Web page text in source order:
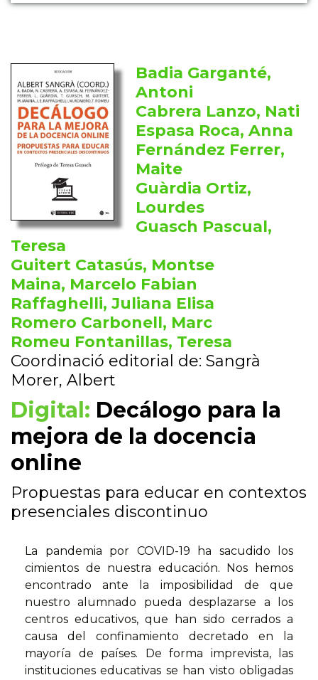
Badia Garganté,
Antoni
Cabrera Lanzo, Nati
Espasa Roca, Anna
Fernández Ferrer,
Maite
Guàrdia Ortiz,
Lourdes
Guasch Pascual,
Teresa
Guitert Catasús, Montse
Maina, Marcelo Fabian
Raffaghelli, Juliana Elisa
Romero Carbonell, Marc
Romeu Fontanillas, Teresa
Coordinació editorial de: Sangrà
Morer, Albert
Digital: Decálogo para la
mejora de la docencia
online
Propuestas para educar en contextos
presenciales discontinuo
La pandemia por COVID-19 ha sacudido los
cimientos de nuestra educación. Nos hemos
encontrado ante la imposibilidad de que
nuestro alumnado pueda desplazarse a los
centros educativos, que han sido cerrados a
causa del confinamiento decretado en la
mayoría de países. De forma imprevista, las
instituciones educativas se han visto obligadas